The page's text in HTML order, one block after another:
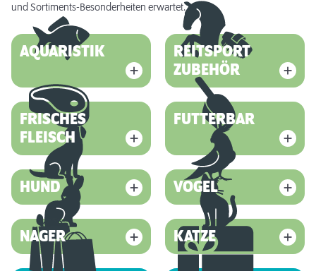
und Sortiments-Besonderheiten erwartet.
AQUARISTIK
REITSPORT
ZUBEHÖR
FRISCHES
FLEISCH
FUTTERBAR
HUND VOGEL
NAGER KATZE